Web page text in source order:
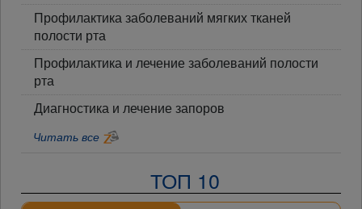
Профилактика заболеваний мягких тканей
полости рта
Профилактика и лечение заболеваний полости
рта
Диагностика и лечение запоров
Читать все
ТОП 10